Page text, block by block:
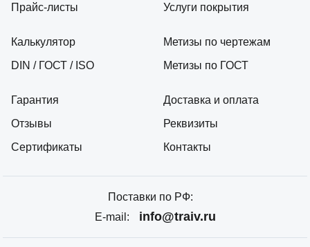
Прайс-листы
Калькулятор
DIN / ГОСТ / ISO
Гарантия
Отзывы
Сертификаты
Услуги покрытия
Метизы по чертежам
Метизы по ГОСТ
Доставка и оплата
Реквизиты
Контакты
Поставки по РФ:
E-mail:
info@traiv.ru